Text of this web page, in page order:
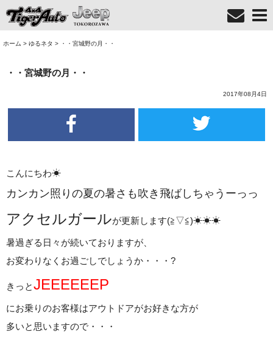
ホーム > ゆるネタ > ・・宮城野の月・・
・・宮城野の月・・
2017年08月4日
こんにちわ☀
カンカン照りの夏の暑さも吹き飛ばしちゃうーっっ
アクセルガールが更新します(≧▽≦)☀☀☀
暑過ぎる日々が続いておりますが、
お変わりなくお過ごしでしょうか・・・?
きっとJEEEEEEP
にお乗りのお客様はアウトドアがお好きな方が
多いと思いますので・・・